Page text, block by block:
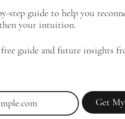
step guide to help you
your intuition.
free guide and future insights
Get